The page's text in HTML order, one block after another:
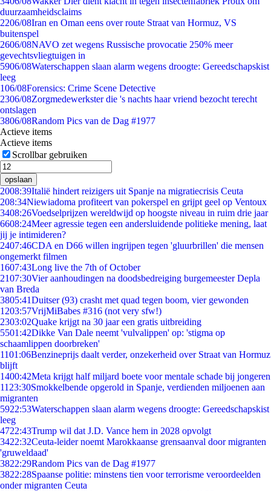
duurzaamheidsclaims
2206/08Iran en Oman eens over route Straat van Hormuz, VS
buitenspel
2606/08NAVO zet wegens Russische provocatie 250% meer
gevechtsvliegtuigen in
5906/08Waterschappen slaan alarm wegens droogte: Gereedschapskist
leeg
106/08Forensics: Crime Scene Detective
2306/08Zorgmedewerkster die 's nachts haar vriend bezocht terecht
ontslagen
3806/08Random Pics van de Dag #1977
Actieve items
Actieve items
Scrollbar gebruiken
opslaan
2008:39Italië hindert reizigers uit Spanje na migratiecrisis Ceuta
208:34Niewiadoma profiteert van pokerspel en grijpt geel op Ventoux
3408:26Voedselprijzen wereldwijd op hoogste niveau in ruim drie jaar
6608:24Meer agressie tegen een andersluidende politieke mening, laat
jij je intimideren?
2407:46CDA en D66 willen ingrijpen tegen 'gluurbrillen' die mensen
ongemerkt filmen
1607:43Long live the 7th of October
2107:30Vier aanhoudingen na doodsbedreiging burgemeester Depla
van Breda
3805:41Duitser (93) crasht met quad tegen boom, vier gewonden
1203:57VrijMiBabes #316 (not very sfw!)
2303:02Quake krijgt na 30 jaar een gratis uitbreiding
5501:42Dikke Van Dale neemt 'vulvalippen' op: 'stigma op
schaamlippen doorbreken'
1101:06Benzineprijs daalt verder, onzekerheid over Straat van Hormuz
blijft
1400:42Meta krijgt half miljard boete voor mentale schade bij jongeren
11 23:30Smokkelbende opgerold in Spanje, verdienden miljoenen aan
migranten
5922:53Waterschappen slaan alarm wegens droogte: Gereedschapskist
leeg
4722:43Trump wil dat J.D. Vance hem in 2028 opvolgt
3422:32Ceuta-leider noemt Marokkaanse grensaanval door migranten
'gruweldaad'
3822:29Random Pics van de Dag #1977
3822:28Spaanse politie: minstens tien voor terrorisme veroordeelden
onder migranten Ceuta